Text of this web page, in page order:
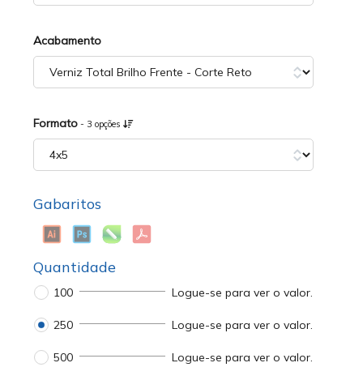
Acabamento
Formato - 3 opções
Gabaritos
Quantidade
100 Logue-se para ver o valor.
250 Logue-se para ver o valor.
500 Logue-se para ver o valor.